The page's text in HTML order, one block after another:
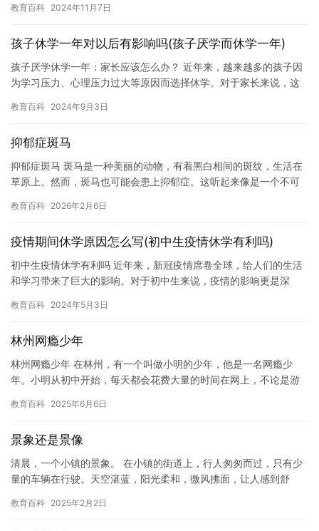
教育百科 2024年11月7日
孩子休学一年对以后有影响吗(孩子厌学而休学一年)
孩子厌学休学一年：家长应该怎么办？ 近年来，越来越多的孩子因
为学习压力、心理压力过大等原因而选择休学。对于家长来说，这
下面…
教育百科 2024年9月3日
抑郁症斑马
抑郁症斑马 斑马是一种美丽的动物，有着黑白相间的斑纹，生活在
草原上。然而，斑马也可能会患上抑郁症。这听起来像是一个不可
的…
教育百科 2026年2月6日
疫情期间休学原因怎么写(初中生疫情休学有利吗)
初中生疫情休学有利吗 近年来，新冠疫情席卷全球，给人们的生活
和学习带来了巨大的影响。对于初中生来说，疫情的影响更是深
问题，…
教育百科 2024年5月3日
林州网瘾少年
林州网瘾少年 在林州，有一个叫做小明的少年，他是一名网瘾少
年。小明从初中开始，每天都会花费大量的时间在网上，不论是游
但都以…
教育百科 2025年6月6日
景象还是景像
清晨，一个小镇的景象。 在小镇的街道上，行人匆匆而过，只有少
量的车辆在行驶。天空湛蓝，阳光柔和，微风拂面，让人感到舒
些则仍…
教育百科 2025年2月2日